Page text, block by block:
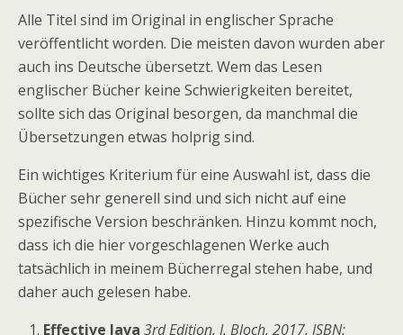
Alle Titel sind im Original in englischer Sprache
veröffentlicht worden. Die meisten davon wurden aber
auch ins Deutsche übersetzt. Wem das Lesen
englischer Bücher keine Schwierigkeiten bereitet,
sollte sich das Original besorgen, da manchmal die
Übersetzungen etwas holprig sind.
Ein wichtiges Kriterium für eine Auswahl ist, dass die
Bücher sehr generell sind und sich nicht auf eine
spezifische Version beschränken. Hinzu kommt noch,
dass ich die hier vorgeschlagenen Werke auch
tatsächlich in meinem Bücherregal stehen habe, und
daher auch gelesen habe.
Effective Java3rd Edition, J. Bloch, 2017, ISBN: